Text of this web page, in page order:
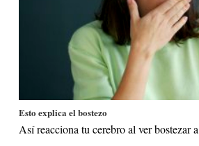
Esto explica el bostezo
Así reacciona tu cerebro al ver bostezar